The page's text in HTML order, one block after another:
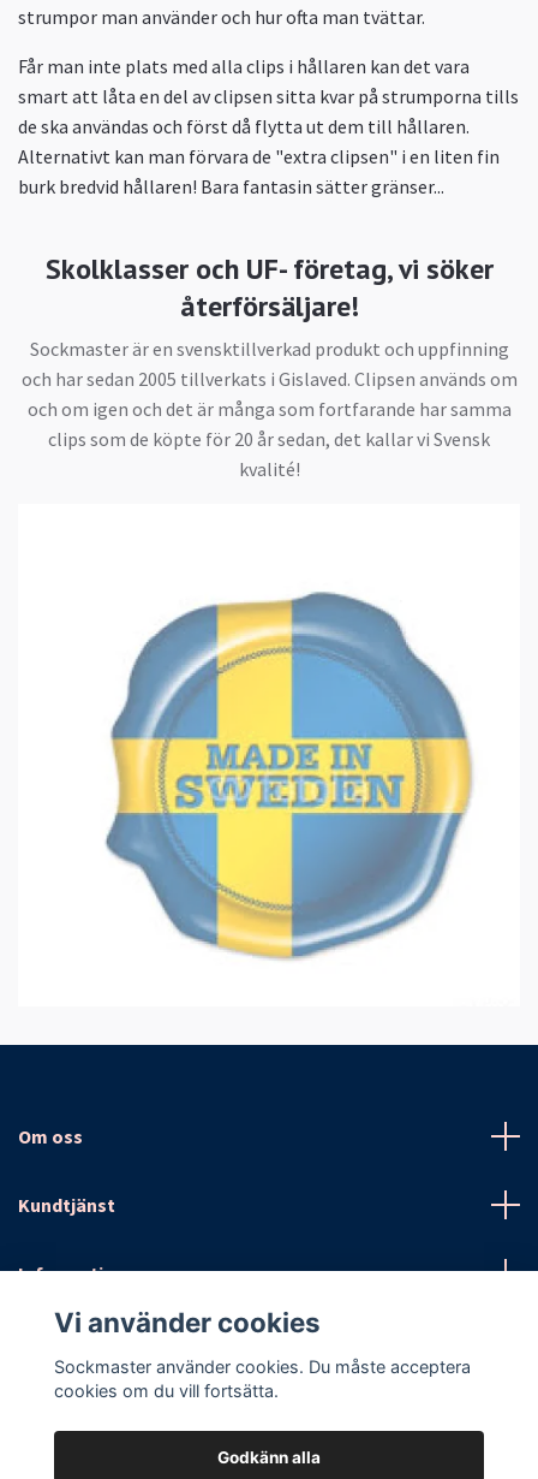
Skolklasser och UF- företag, vi söker
återförsäljare!
Sockmaster är en svensktillverkad produkt och uppfinning
och har sedan 2005 tillverkats i Gislaved. Clipsen används om
och om igen och det är många som fortfarande har samma
clips som de köpte för 20 år sedan, det kallar vi Svensk
kvalité!
strumpor man använder och hur ofta man tvättar.
Får man inte plats med alla clips i hållaren kan det vara
smart att låta en del av clipsen sitta kvar på strumporna tills
de ska användas och först då flytta ut dem till hållaren.
Alternativt kan man förvara de "extra clipsen" i en liten fin
burk bredvid hållaren! Bara fantasin sätter gränser...
Om oss
Kundtjänst
Information
Sociala medier
Vi använder cookies
Sockmaster använder cookies. Du måste acceptera
cookies om du vill fortsätta.
Godkänn alla